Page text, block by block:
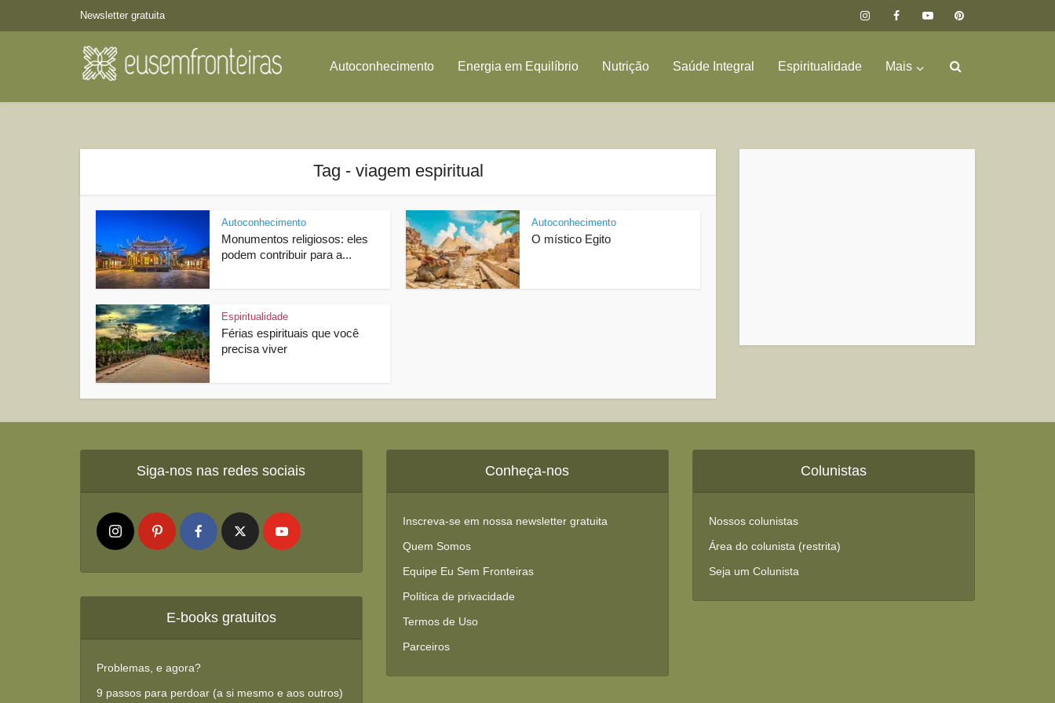
Newsletter gratuita
Autoconhecimento Energia em Equilíbrio Nutrição Saúde Integral Espiritualidade Mais
Tag - viagem espiritual
Autoconhecimento
Monumentos religiosos: eles
podem contribuir para a...
Autoconhecimento
O místico Egito
Espiritualidade
Férias espirituais que você
precisa viver
Siga-nos nas redes sociais
E-books gratuitos
Problemas, e agora?
9 passos para perdoar (a si mesmo e aos outros)
Conheça-nos
Inscreva-se em nossa newsletter gratuita
Quem Somos
Equipe Eu Sem Fronteiras
Política de privacidade
Termos de Uso
Parceiros
Colunistas
Nossos colunistas
Área do colunista (restrita)
Seja um Colunista